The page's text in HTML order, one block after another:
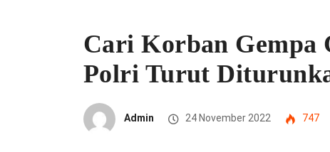
Cari Korban Gempa
Polri Turut
Admin 24 November 2022 747